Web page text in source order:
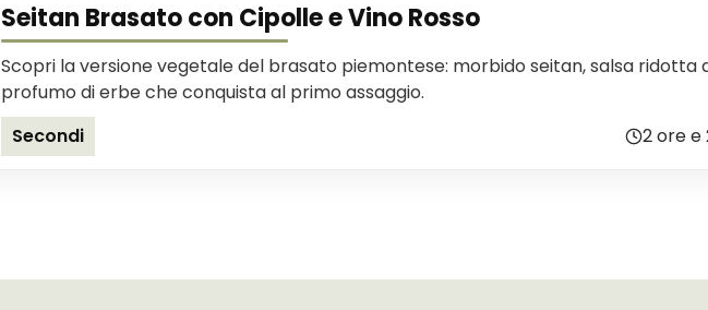
Seitan Brasato con Cipolle e Vino Rosso
Scopri la versione vegetale del brasato piemontese: morbido seitan, salsa ridotta
profumo di erbe che conquista al primo assaggio.
Secondi
2 ore e